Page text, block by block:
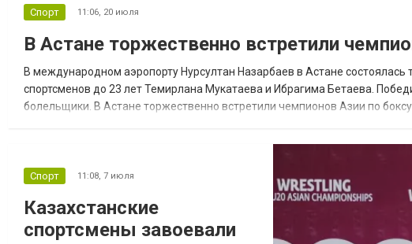
медаль: семь золотых, шесть серебряных и
восемь...
Спорт 11:06, 20 июля
В Астане торжественно встретили
В международном аэропорту Нурсултан Назарбаев в Астане
спортсменов до 23 лет Темирлана Мукатаева и Ибрагима Бетаева.
болельщики. В Астане торжественно встретили чемпионов Азии по
Спорт 11:08, 7 июля
Казахстанские
спортсмены завоевали